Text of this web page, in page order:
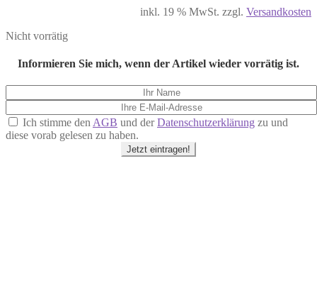
inkl. 19 % MwSt. zzgl. Versandkosten
Nicht vorrätig
Informieren Sie mich, wenn der Artikel wieder vorrätig ist.
Ich stimme den AGB und derDatenschutzerklärung zu und
diese vorab gelesen zu haben.
Jetzt eintragen!